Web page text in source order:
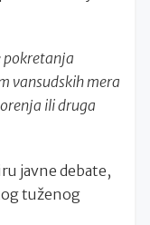
pokretanja
vansudskih mera
ili druga
javne debate,
tuženog